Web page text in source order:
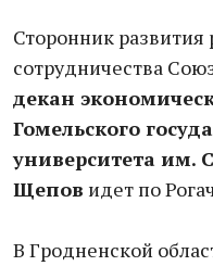
Сторонник развития
сотрудничества
декан
Гомельского
университета им.
Щепов идет по
В Гродненской